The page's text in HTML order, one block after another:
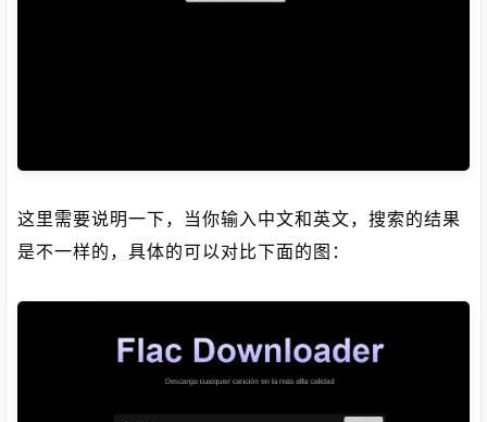
这里需要说明一下，当你输入中文和英文，搜索的结果
是不一样的，具体的可以对比下面的图：